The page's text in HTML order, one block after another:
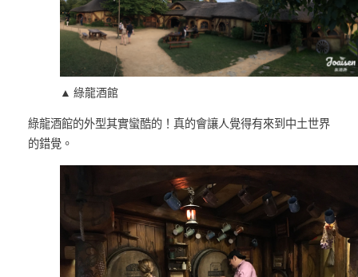
▲ 綠龍酒館
綠龍酒館的外型其實蠻酷的！真的會讓人覺得有來到中土世界
的錯覺。